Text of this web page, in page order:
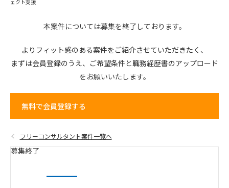
ェクト支援
本案件については募集を終了しております。
よりフィット感のある案件をご紹介させていただきたく、
まずは会員登録のうえ、 ご希望条件と職務経歴書のアップロード
をお願いいたします。
無料で会員登録する
フリーコンサルタント案件一覧へ
募集終了